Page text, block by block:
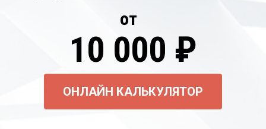
от
10 000 ₽
ОНЛАЙН КАЛЬКУЛЯТОР